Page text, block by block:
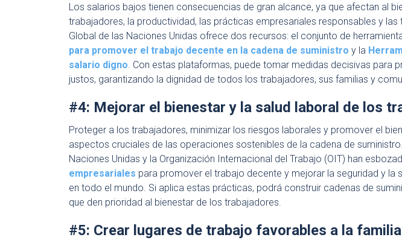
Los salarios bajos tienen consecuencias de gran alcance, ya que afectan al
trabajadores, la productividad, las prácticas empresariales responsables y
Global de las Naciones Unidas ofrece dos recursos: el conjunto de
para promover el trabajo decente en la cadena de suministro y la
salario digno . Con estas plataformas, puede tomar medidas decisivas para
justos, garantizando la dignidad de todos los trabajadores, sus familias y
#4: Mejorar el bienestar y la salud laboral de los
Proteger a los trabajadores, minimizar los riesgos laborales y promover el
aspectos cruciales de las operaciones sostenibles de la cadena de
Naciones Unidas y la Organización Internacional del Trabajo (OIT) han
empresariales para promover el trabajo decente y mejorar la seguridad y la
en todo el mundo. Si aplica estas prácticas, podrá construir cadenas de
que den prioridad al bienestar de los trabajadores.
#5: Crear lugares de trabajo favorables a la familia